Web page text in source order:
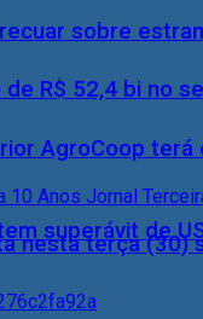
R$ 52,4 bi no
superávit de
sobre
AgroCoop
nesta terça (30)